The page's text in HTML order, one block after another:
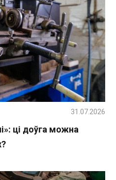
ці доўга можна
31.07.2026